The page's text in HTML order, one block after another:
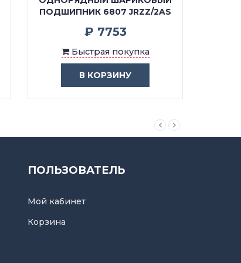
ПОДШИПНИК 6807 JRZZ/2AS
₽ 7753
Быстрая покупка
В КОРЗИНУ
ПОЛЬЗОВАТЕЛЬ
Мой кабинет
Корзина